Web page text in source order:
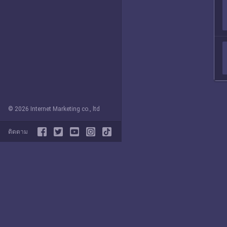
© 2026 Internet Marketing co., ltd
ติดตาม